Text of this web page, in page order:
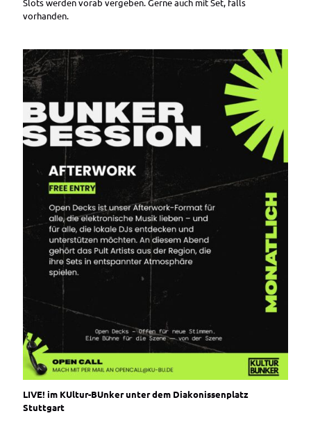
vorhanden.
LIVE! im KUltur-BUnker unter dem Diakonissenplatz
Stuttgart